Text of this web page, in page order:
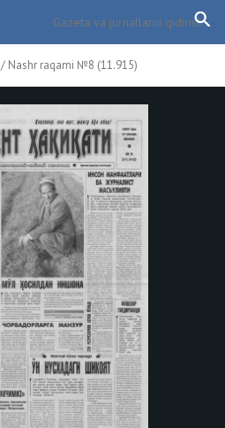
/ Nashr raqami №8 (11.915)